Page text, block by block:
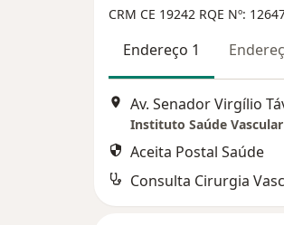
CRM CE 19242 RQE Nº:
Endereço 1
Av. Senador Virgílio
Instituto Saúde Vascular
Aceita Postal Saúde
Consulta Cirurgia